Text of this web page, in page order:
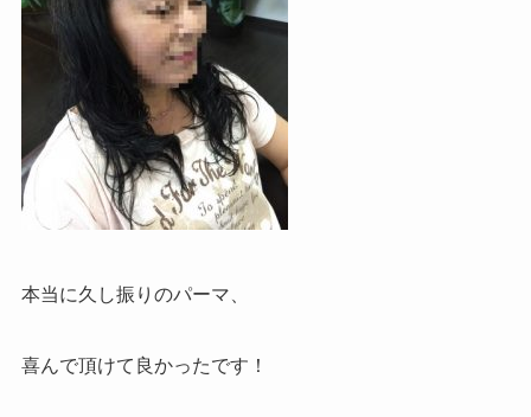
本当に久し振りのパーマ、
喜んで頂けて良かったです！